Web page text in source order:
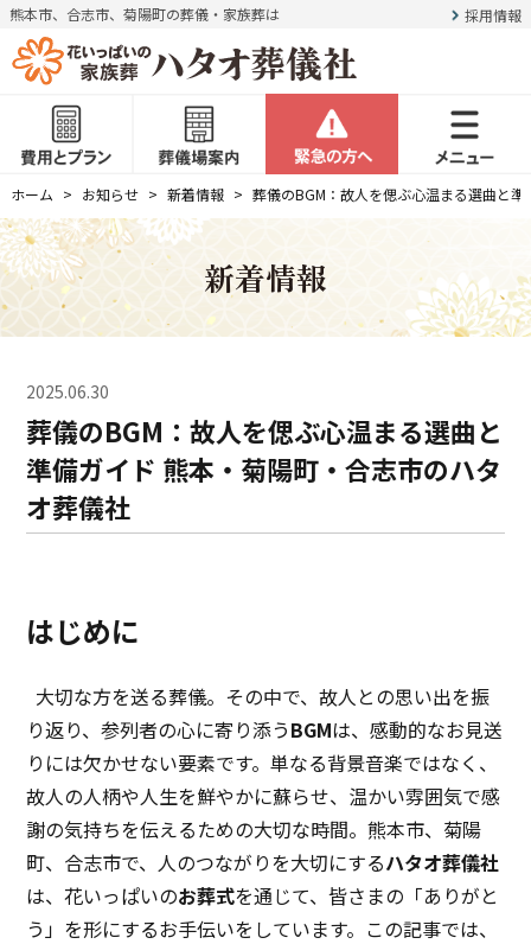
熊本市、合志市、菊陽町の葬儀・家族葬は 採用情報
ホーム お知らせ 新着情報 葬儀のBGM：故人を偲ぶ心温まる選曲と
新着情報
2025.06.30
葬儀のBGM：故人を偲ぶ心温まる選曲と
準備ガイド 熊本・菊陽町・合志市のハタ
オ葬儀社
はじめに
大切な方を送る葬儀。その中で、故人との思い出を振
り返り、参列者の心に寄り添うBGMは、感動的なお見送
りには欠かせない要素です。単なる背景音楽ではなく、
故人の人柄や人生を鮮やかに蘇らせ、温かい雰囲気で感
謝の気持ちを伝えるための大切な時間。熊本市、菊陽
町、合志市で、人のつながりを大切にするハタオ葬儀社
は、花いっぱいのお葬式を通じて、皆さまの「ありがと
う」を形にするお手伝いをしています。この記事では、